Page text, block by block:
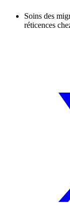
Soins des
réticences